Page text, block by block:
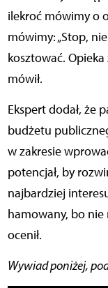
ilekroć mówimy o
mówimy: „Stop,
kosztować.
mówił.
Ekspert dodał, że
budżetu
w zakresie
potencjał, by
najbardziej
hamowany, bo
ocenił.
Wywiad poniżej,